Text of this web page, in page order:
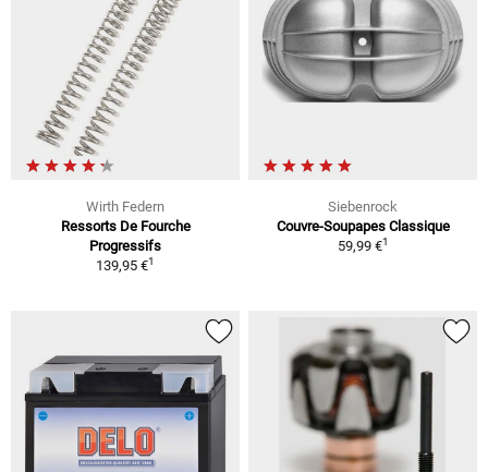
Wirth Federn
Ressorts De Fourche
Progressifs
139,95 €1
Siebenrock
Couvre-Soupapes Classique
59,99 €1